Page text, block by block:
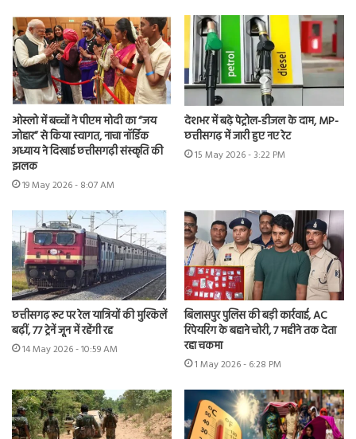
ओस्लो में बच्चों ने पीएम मोदी का “जय
जोहार” से किया स्वागत, नाचा नॉर्डिक
अध्याय ने दिखाई छत्तीसगढ़ी संस्कृति की
झलक
19 May 2026 - 8:07 AM
देशभर में बढ़े पेट्रोल-डीजल के दाम, MP-
छत्तीसगढ़ में जारी हुए नए रेट
15 May 2026 - 3:22 PM
छत्तीसगढ़ रूट पर रेल यात्रियों की मुश्किलें
बढ़ीं, 77 ट्रेनें जून में रहेंगी रद्द
14 May 2026 - 10:59 AM
बिलासपुर पुलिस की बड़ी कार्रवाई, AC
रिपेयरिंग के बहाने चोरी, 7 महीने तक देता
रहा चकमा
1 May 2026 - 6:28 PM